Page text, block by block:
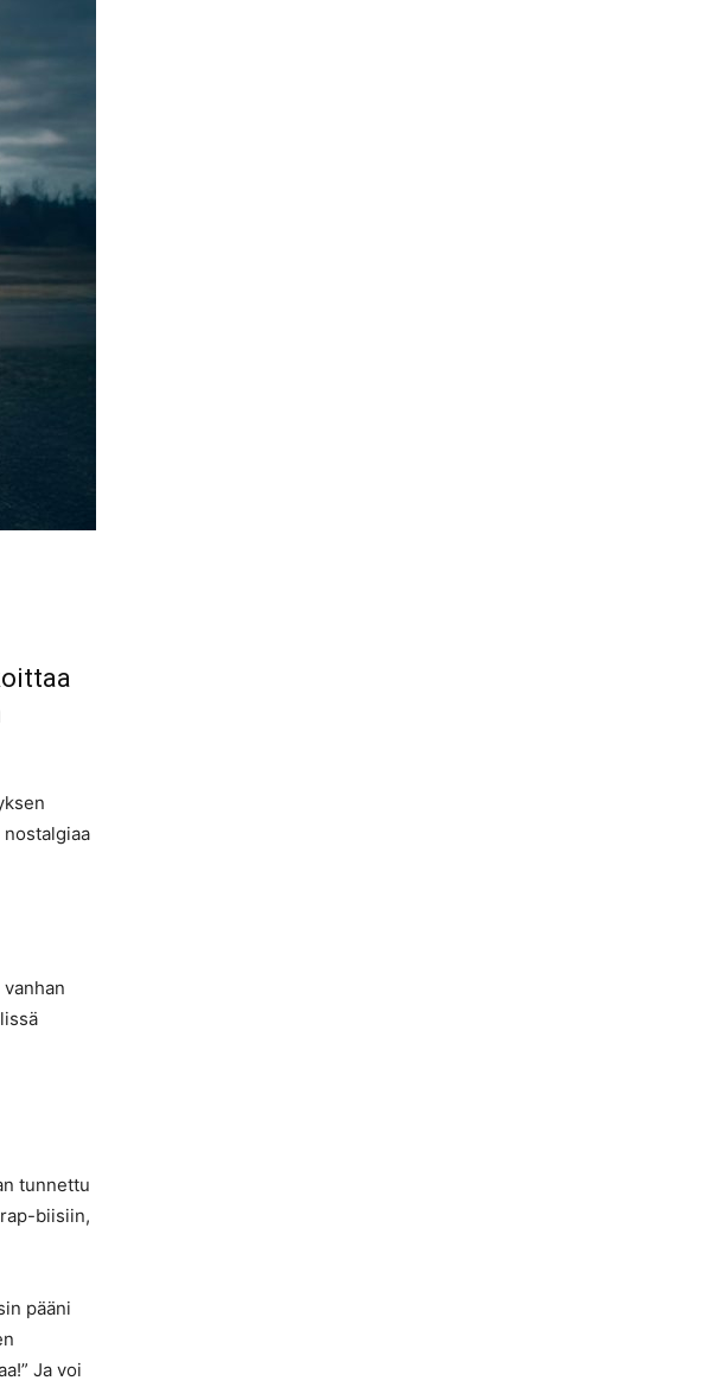
tunnettu
biisiin,
pääni
Ja voi